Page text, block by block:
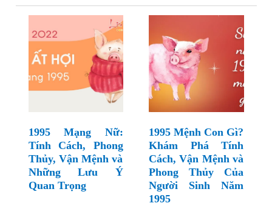
1995 Mạng Nữ:
Tính Cách, Phong
Thủy, Vận Mệnh và
Những Lưu Ý
Quan Trọng
1995 Mệnh Con Gì?
Khám Phá Tính
Cách, Vận Mệnh và
Phong Thủy Của
Người Sinh Năm
1995